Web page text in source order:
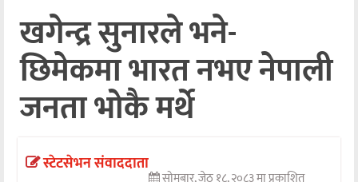
अन्तराष्ट्रिय
अन्तर्वार्ता
अर्थ
खेलकुद
मनोरञ्जन
खगेन्द्र सुनारले भने-
छिमेकमा भारत नभए नेपाली
जनता भोकै मर्थे
स्टेटसेभन संवाददाता